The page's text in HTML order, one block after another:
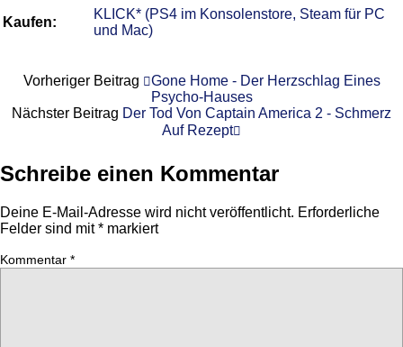
Kaufen:
KLICK* (PS4 im Konsolenstore, Steam für PC
und Mac)
Vorheriger Beitrag
Gone Home - Der Herzschlag Eines
Psycho-Hauses
Nächster Beitrag Der Tod Von Captain America 2 - Schmerz
Auf Rezept
Schreibe einen Kommentar
Deine E-Mail-Adresse wird nicht veröffentlicht. Erforderliche
Felder sind mit* markiert
Kommentar *